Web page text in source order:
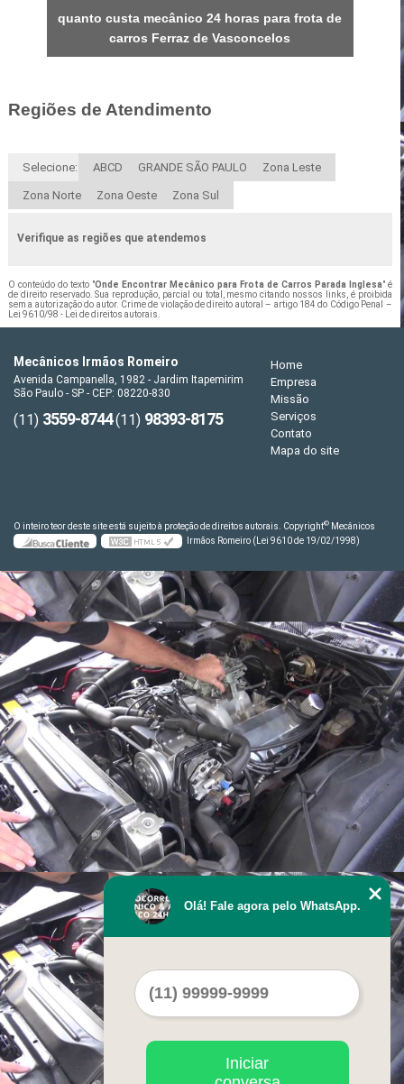
quanto custa mecânico 24 horas para frota de
carros Ferraz de Vasconcelos
Regiões de Atendimento
Selecione: ABCD GRANDE SÃO PAULO Zona Leste
Zona Norte Zona Oeste Zona Sul
Verifique as regiões que atendemos
O conteúdo do texto "Onde Encontrar Mecânico para Frota de Carros Parada Inglesa" é
de direito reservado. Sua reprodução, parcial ou total, mesmo citando nossos links, é proibida
sem a autorização do autor. Crime de violação de direito autoral – artigo 184 do Código Penal –
Lei 9610/98 - Lei de direitos autorais.
Mecânicos Irmãos Romeiro
Avenida Campanella, 1982 - Jardim Itapemirim
São Paulo - SP - CEP: 08220-830
(11) 3559-8744(11) 98393-8175
Home
Empresa
Missão
Serviços
Contato
Mapa do site
O inteiro teor deste site está sujeito à proteção de direitos autorais. Copyright© Mecânicos
Irmãos Romeiro (Lei 9610 de 19/02/1998)
Olá! Fale agora pelo WhatsApp.
Iniciar